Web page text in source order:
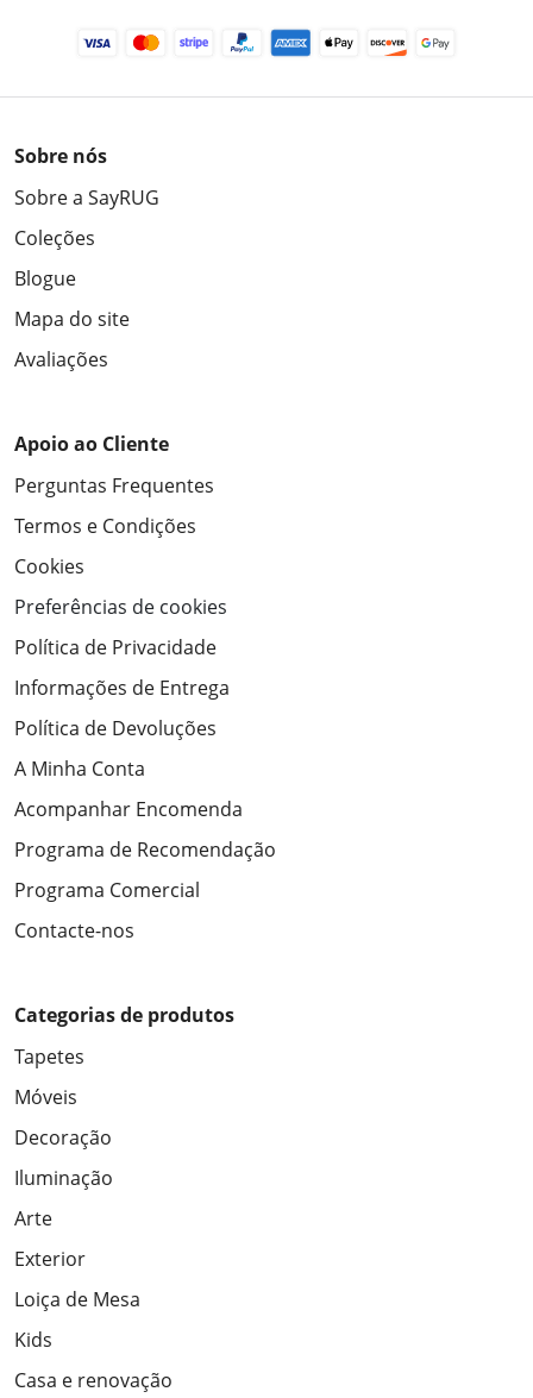
Sobre nós
Sobre a SayRUG
Coleções
Blogue
Mapa do site
Avaliações
Apoio ao Cliente
Perguntas Frequentes
Termos e Condições
Cookies
Preferências de cookies
Política de Privacidade
Informações de Entrega
Política de Devoluções
A Minha Conta
Acompanhar Encomenda
Programa de Recomendação
Programa Comercial
Contacte-nos
Categorias de produtos
Tapetes
Móveis
Decoração
Iluminação
Arte
Exterior
Loiça de Mesa
Kids
Casa e renovação